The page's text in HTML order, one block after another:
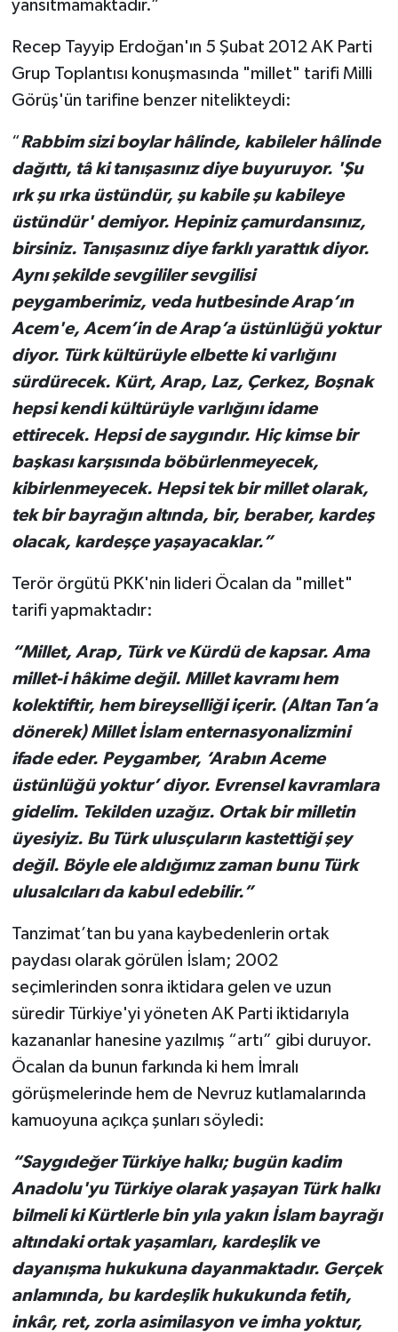
yansıtmamaktadır.”
Recep Tayyip Erdoğan'ın 5 Şubat 2012 AK Parti
Grup Toplantısı konuşmasında "millet" tarifi Milli
Görüş'ün tarifine benzer nitelikteydi:
“Rabbim sizi boylar hâlinde, kabileler hâlinde
dağıttı, tâ ki tanışasınız diye buyuruyor. 'Şu
ırk şu ırka üstündür, şu kabile şu kabileye
üstündür' demiyor. Hepiniz çamurdansınız,
birsiniz. Tanışasınız diye farklı yarattık diyor.
Aynı şekilde sevgililer sevgilisi
peygamberimiz, veda hutbesinde Arap’ın
Acem'e, Acem’in de Arap’a üstünlüğü yoktur
diyor. Türk kültürüyle elbette ki varlığını
sürdürecek. Kürt, Arap, Laz, Çerkez, Boşnak
hepsi kendi kültürüyle varlığını idame
ettirecek. Hepsi de saygındır. Hiç kimse bir
başkası karşısında böbürlenmeyecek,
kibirlenmeyecek. Hepsi tek bir millet olarak,
tek bir bayrağın altında, bir, beraber, kardeş
olacak, kardeşçe yaşayacaklar.”
Terör örgütü PKK'nin lideri Öcalan da "millet"
tarifi yapmaktadır:
“Millet, Arap, Türk ve Kürdü de kapsar. Ama
millet-i hâkime değil. Millet kavramı hem
kolektiftir, hem bireyselliği içerir. (Altan Tan’a
dönerek) Millet İslam enternasyonalizmini
ifade eder. Peygamber, ‘Arabın Aceme
üstünlüğü yoktur’ diyor. Evrensel kavramlara
gidelim. Tekilden uzağız. Ortak bir milletin
üyesiyiz. Bu Türk ulusçuların kastettiği şey
değil. Böyle ele aldığımız zaman bunu Türk
ulusalcıları da kabul edebilir.”
Tanzimat’tan bu yana kaybedenlerin ortak
paydası olarak görülen İslam; 2002
seçimlerinden sonra iktidara gelen ve uzun
süredir Türkiye'yi yöneten AK Parti iktidarıyla
kazananlar hanesine yazılmış “artı” gibi duruyor.
Öcalan da bunun farkında ki hem İmralı
görüşmelerinde hem de Nevruz kutlamalarında
kamuoyuna açıkça şunları söyledi:
“Saygıdeğer Türkiye halkı; bugün kadim
Anadolu'yu Türkiye olarak yaşayan Türk halkı
bilmeli ki Kürtlerle bin yıla yakın İslam bayrağı
altındaki ortak yaşamları, kardeşlik ve
dayanışma hukukuna dayanmaktadır. Gerçek
anlamında, bu kardeşlik hukukunda fetih,
inkâr, ret, zorla asimilasyon ve imha yoktur,